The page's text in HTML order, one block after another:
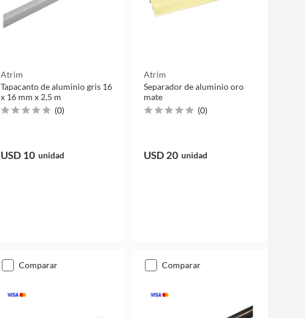
Atrim
Tapacanto de aluminio gris 16
x 16 mm x 2,5 m
(0)
USD 10 unidad
Atrim
Separador de aluminio oro
mate
(0)
USD 20 unidad
comparar comparar